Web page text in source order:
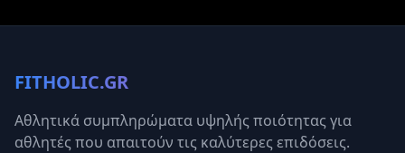
FITHOLIC.GR
Αθλητικά συμπληρώματα υψηλής ποιότητας για
αθλητές που απαιτούν τις καλύτερες επιδόσεις.